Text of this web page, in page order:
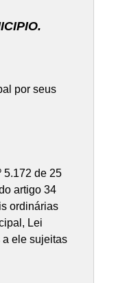
por seus
5.172 de 25
artigo 34
ordinárias
Lei
a ele sujeitas